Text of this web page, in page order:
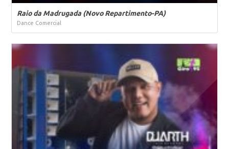
Raio da Madrugada (Novo Repartimento-PA)
Dance Comercial